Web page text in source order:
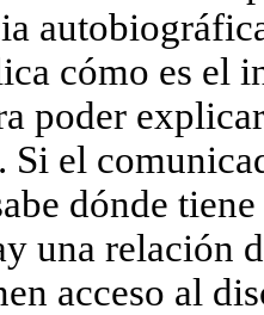
cómo es el
poder
Si el
dónde
una relación
acceso al